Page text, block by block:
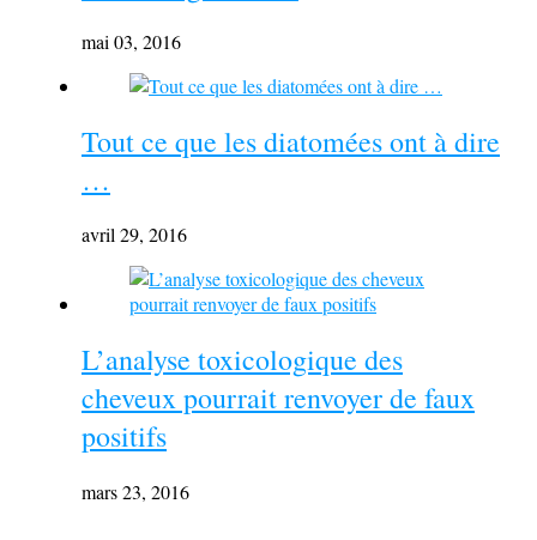
mai 03, 2016
Tout ce que les diatomées ont à dire
…
avril 29, 2016
L’analyse toxicologique des
cheveux pourrait renvoyer de faux
positifs
mars 23, 2016